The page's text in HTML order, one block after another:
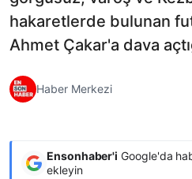
hakaretlerde bulunan
Ahmet Çakar'a dava
Haber Merkezi
Ensonhaber'i Google'da
ekleyin